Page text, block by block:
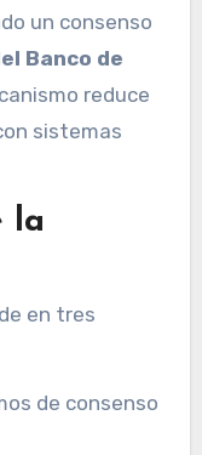
un consenso
Banco de
reduce
sistemas
la
en tres
de consenso